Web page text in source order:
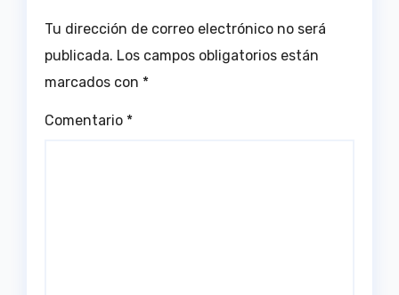
Tu dirección de correo electrónico no será
publicada. Los campos obligatorios están
marcados con *
Comentario *